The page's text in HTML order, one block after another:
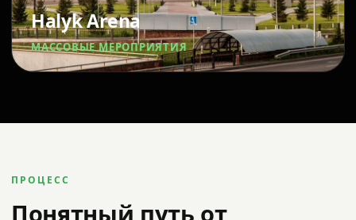
Halyk Arena
МАССОВЫЕ МЕРОПРИЯТИЯ
ПРОЦЕСС
Понятный путь от